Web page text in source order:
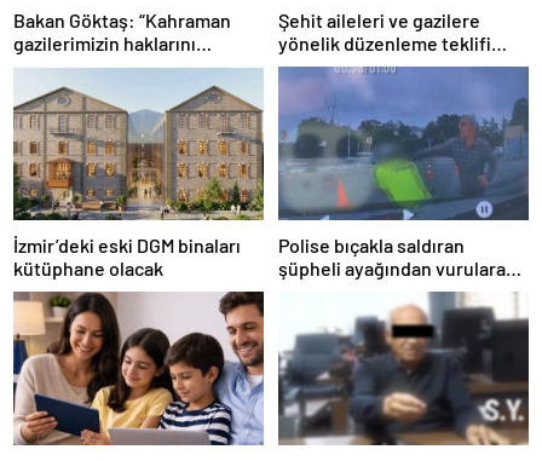
Bakan Göktaş: “Kahraman
gazilerimizin haklarını
güçlendiren yeni bir dönemin
kapılarını aralıyoruz”
Şehit aileleri ve gazilere
yönelik düzenleme teklifi
Meclis’te kabul edildi
İzmir’deki eski DGM binaları
kütüphane olacak
Polise bıçakla saldıran
şüpheli ayağından vurularak